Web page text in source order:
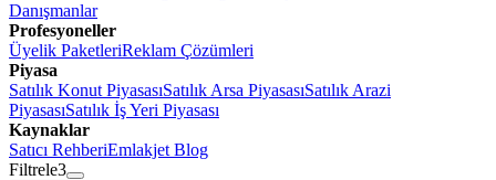
Danışmanlar
Profesyoneller
Üyelik PaketleriReklam Çözümleri
Piyasa
Satılık Konut PiyasasıSatılık Arsa PiyasasıSatılık Arazi
PiyasasıSatılık İş Yeri Piyasası
Kaynaklar
Satıcı RehberiEmlakjet Blog
Filtrele3